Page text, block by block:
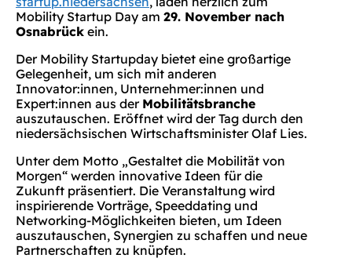
Mobility Startup Day am 29. November nach
Osnabrück ein.
Der Mobility Startupday bietet eine großartige
Gelegenheit, um sich mit anderen
Innovator:innen, Unternehmer:innen und
Expert:innen aus der Mobilitätsbranche
auszutauschen. Eröffnet wird der Tag durch den
niedersächsischen Wirtschaftsminister Olaf Lies.
Unter dem Motto „Gestaltet die Mobilität von
Morgen“ werden innovative Ideen für die
Zukunft präsentiert. Die Veranstaltung wird
inspirierende Vorträge, Speeddating und
Networking-Möglichkeiten bieten, um Ideen
auszutauschen, Synergien zu schaffen und neue
Partnerschaften zu knüpfen.